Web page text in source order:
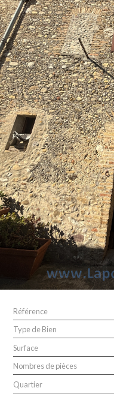
Référence
Type de Bien
Surface
Nombres de pièces
Quartier